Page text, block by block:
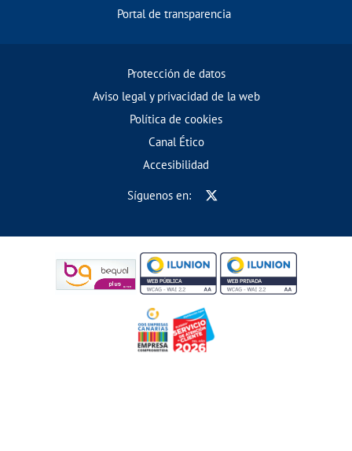
Portal de transparencia
Protección de datos
Aviso legal y privacidad de la web
Política de cookies
Canal Ético
Accesibilidad
Síguenos en: